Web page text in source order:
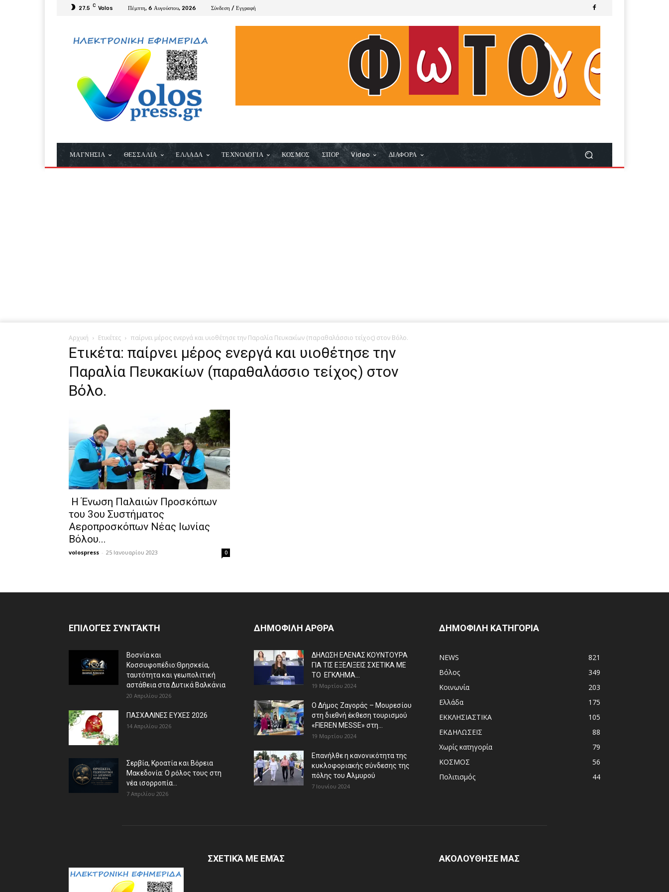
27.5 C Volos Πέμπτη, 6 Αυγούστου, 2026 Σύνδεση / Εγγραφή
ΜΑΓΝΗΣΙΑ ΘΕΣΣΑΛΙΑ ΕΛΛΑΔΑ ΤΕΧΝΟΛΟΓΙΑ ΚΟΣΜΟΣ ΣΠΟΡ Video ΔΙΑΦΟΡΑ
Αρχική Ετικέτες παίρνει μέρος ενεργά και υιοθέτησε την Παραλία Πευκακίων (παραθαλάσσιο τείχος) στον Βόλο.
Ετικέτα: παίρνει μέρος ενεργά και υιοθέτησε την
Παραλία Πευκακίων (παραθαλάσσιο τείχος) στον
Βόλο.
Η Ένωση Παλαιών Προσκόπων
του 3ου Συστήματος
Αεροπροσκόπων Νέας Ιωνίας
Βόλου...
volospress - 25 Ιανουαρίου 2023 0
ΕΠΙΛΟΓΈΣ ΣΥΝΤΆΚΤΗ
Βοσνία και
Κοσσυφοπέδιο:Θρησκεία,
ταυτότητα και γεωπολιτική
αστάθεια στα Δυτικά Βαλκάνια
20 Απριλίου 2026
ΠΑΣΧΑΛΙΝΕΣ ΕΥΧΕΣ 2026
14 Απριλίου 2026
Σερβία, Κροατία και Βόρεια
Μακεδονία: Ο ρόλος τους στη
νέα ισορροπία...
7 Απριλίου 2026
ΔΗΜΟΦΙΛΗ ΑΡΘΡΑ
ΔΗΛΩΣΗ ΕΛΕΝΑΣ ΚΟΥΝΤΟΥΡΑ
ΓΙΑ ΤΙΣ ΕΞΕΛΙΞΕΙΣ ΣΧΕΤΙΚΑ ΜΕ
ΤΟ ΕΓΚΛΗΜΑ...
19 Μαρτίου 2024
Ο Δήμος Ζαγοράς – Μουρεσίου
στη διεθνή έκθεση τουρισμού
«FIEREN MESSE» στη...
19 Μαρτίου 2024
Επανήλθε η κανονικότητα της
κυκλοφοριακής σύνδεσης της
πόλης του Αλμυρού
7 Ιουνίου 2024
ΔΗΜΟΦΙΛΗ ΚΑΤΗΓΟΡΙΑ
NEWS
821
Βόλος
349
Κοινωνία
203
Ελλάδα
175
ΕΚΚΛΗΣΙΑΣΤΙΚΑ
105
ΕΚΔΗΛΩΣΕΙΣ
88
Χωρίς κατηγορία
79
ΚΟΣΜΟΣ
56
Πολιτισμός
44
ΣΧΕΤΙΚΆ ΜΕ ΕΜΆΣ ΑΚΟΛΟΥΘΗΣΕ ΜΑΣ